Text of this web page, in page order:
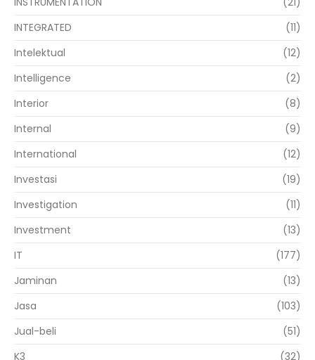
INTEGRATED
(11)
Intelektual
(12)
Intelligence
(2)
Interior
(8)
Internal
(9)
International
(12)
Investasi
(19)
Investigation
(11)
Investment
(13)
IT
(177)
Jaminan
(13)
Jasa
(103)
Jual-beli
(51)
K3
(32)